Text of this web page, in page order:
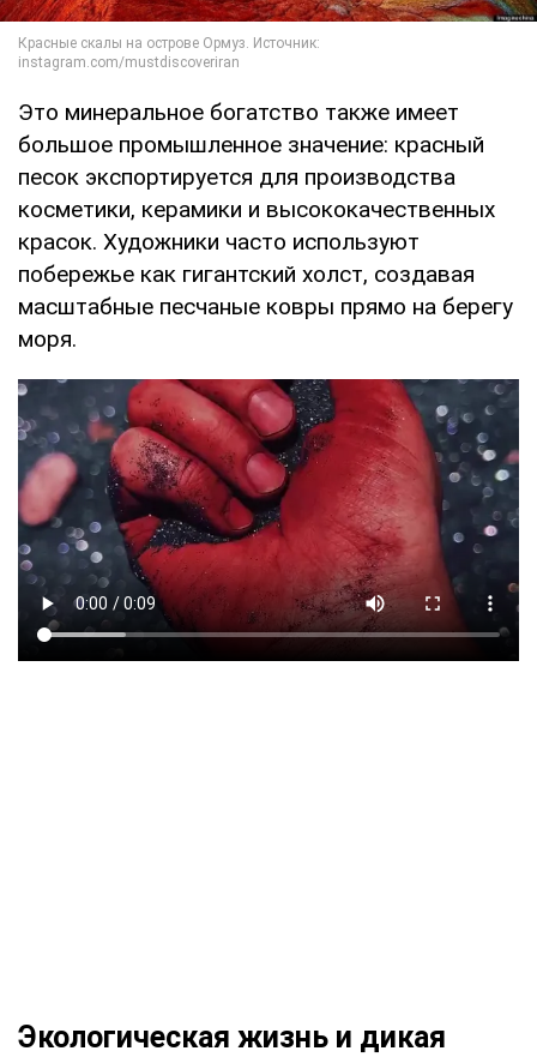
Это минеральное богатство также имеет
большое промышленное значение: красный
песок экспортируется для производства
косметики, керамики и высококачественных
красок. Художники часто используют
побережье как гигантский холст, создавая
масштабные песчаные ковры прямо на берегу
моря.
Экологическая жизнь и дикая